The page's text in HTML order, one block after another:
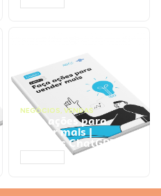
NEGÓCIOS, VENDAS
Faça ações para
vender mais |
Prompts ChatGPT